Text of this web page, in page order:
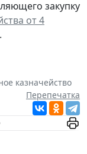
закупку
от 4
казначейство
Перепечатка